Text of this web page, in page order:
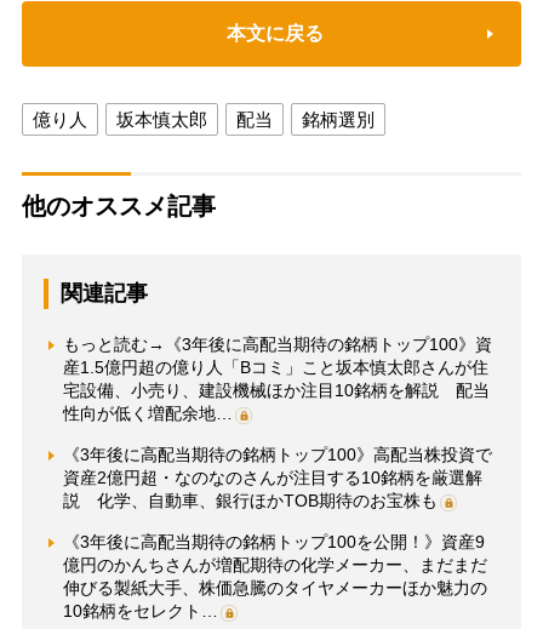
本文に戻る
億り人 坂本慎太郎 配当 銘柄選別
他のオススメ記事
関連記事
もっと読む→《3年後に高配当期待の銘柄トップ100》資
産1.5億円超の億り人「Bコミ」こと坂本慎太郎さんが住
宅設備、小売り、建設機械ほか注目10銘柄を解説 配当
性向が低く増配余地…
《3年後に高配当期待の銘柄トップ100》高配当株投資で
資産2億円超・なのなのさんが注目する10銘柄を厳選解
説 化学、自動車、銀行ほかTOB期待のお宝株も
《3年後に高配当期待の銘柄トップ100を公開！》資産9
億円のかんちさんが増配期待の化学メーカー、まだまだ
伸びる製紙大手、株価急騰のタイヤメーカーほか魅力の
10銘柄をセレクト…